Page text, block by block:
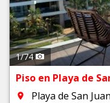
1/74
Piso en Playa de
room
Playa de San